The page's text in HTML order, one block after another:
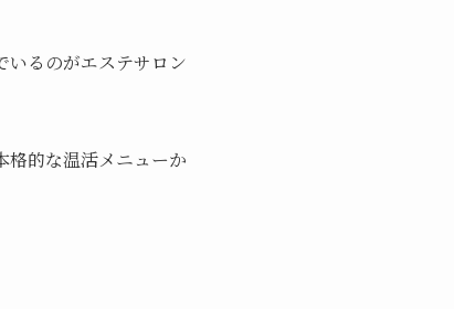
いるのがエステサロン
格的な温活メニューか